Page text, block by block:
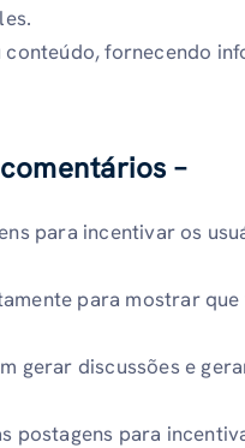
fornecendo
–
para incentivar os
para mostrar
gerar discussões e
postagens para